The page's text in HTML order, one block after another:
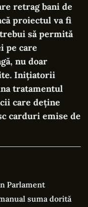
retrag bani de
proiectul va fi
să permită
pe care
nu doar
Inițiatorii
tratamentul
care deține
carduri emise de
Parlament
suma dorită